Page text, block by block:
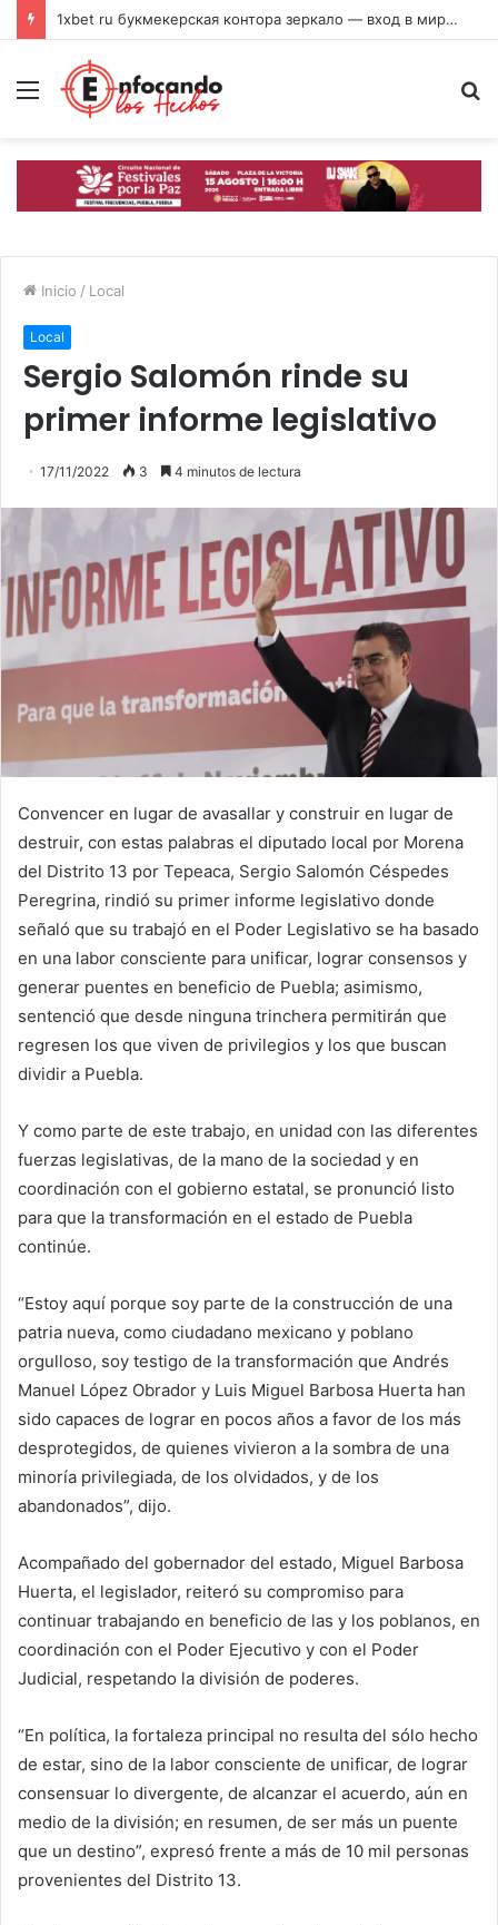
1xbet ru букмекерская контора зеркало — вход в мир удачи 2026
Menú
Inicio / Local
Local
Sergio Salomón rinde su
primer informe legislativo
17/11/2022 3 4 minutos de lectura
Convencer en lugar de avasallar y construir en lugar de
destruir, con estas palabras el diputado local por Morena
del Distrito 13 por Tepeaca, Sergio Salomón Céspedes
Peregrina, rindió su primer informe legislativo donde
señaló que su trabajó en el Poder Legislativo se ha basado
en una labor consciente para unificar, lograr consensos y
generar puentes en beneficio de Puebla; asimismo,
sentenció que desde ninguna trinchera permitirán que
regresen los que viven de privilegios y los que buscan
dividir a Puebla.
Y como parte de este trabajo, en unidad con las diferentes
fuerzas legislativas, de la mano de la sociedad y en
coordinación con el gobierno estatal, se pronunció listo
para que la transformación en el estado de Puebla
continúe.
“Estoy aquí porque soy parte de la construcción de una
patria nueva, como ciudadano mexicano y poblano
orgulloso, soy testigo de la transformación que Andrés
Manuel López Obrador y Luis Miguel Barbosa Huerta han
sido capaces de lograr en pocos años a favor de los más
desprotegidos, de quienes vivieron a la sombra de una
minoría privilegiada, de los olvidados, y de los
abandonados”, dijo.
Acompañado del gobernador del estado, Miguel Barbosa
Huerta, el legislador, reiteró su compromiso para
continuar trabajando en beneficio de las y los poblanos, en
coordinación con el Poder Ejecutivo y con el Poder
Judicial, respetando la división de poderes.
“En política, la fortaleza principal no resulta del sólo hecho
de estar, sino de la labor consciente de unificar, de lograr
consensuar lo divergente, de alcanzar el acuerdo, aún en
medio de la división; en resumen, de ser más un puente
que un destino”, expresó frente a más de 10 mil personas
provenientes del Distrito 13.